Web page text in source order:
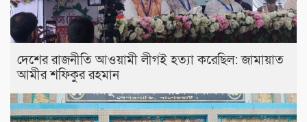
দেশের রাজনীতি আওয়ামী লীগই হত্যা করেছিল: জামায়াত
আমীর শফিকুর রহমান